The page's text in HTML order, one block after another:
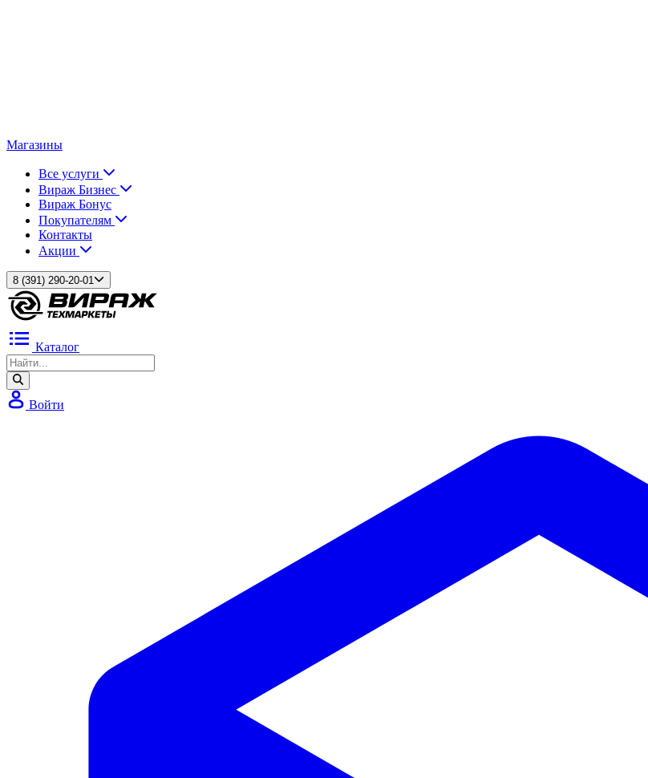
Магазины
Все услуги
Вираж Бизнес
Вираж Бонус
Покупателям
Контакты
Акции
8 (391) 290-20-01
Каталог
Войти